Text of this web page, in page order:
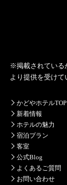
※掲載されている
より提供を受けて
かどやホテルTOP
新着情報
ホテルの魅力
宿泊プラン
客室
公式Blog
よくあるご質問
お問い合わせ